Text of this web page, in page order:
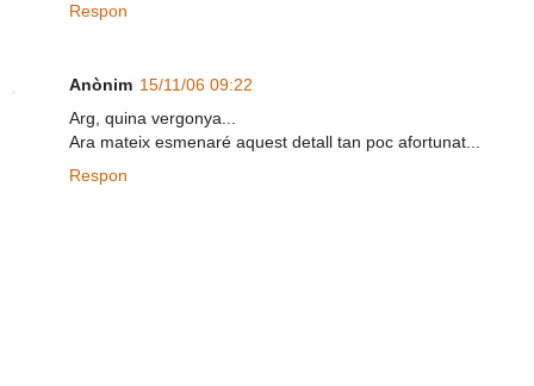
Respon
Anònim 15/11/06 09:22
Arg, quina vergonya...
Ara mateix esmenaré aquest detall tan poc afortunat...
Respon